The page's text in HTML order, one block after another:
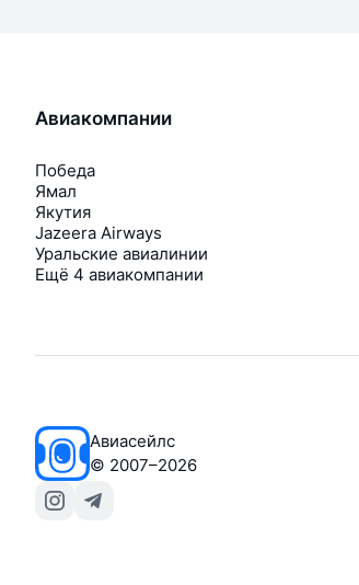
Авиакомпании
Победа
Ямал
Якутия
Jazeera Airways
Уральские авиалинии
Ещё 4 авиакомпании
Авиасейлс
© 2007–2026